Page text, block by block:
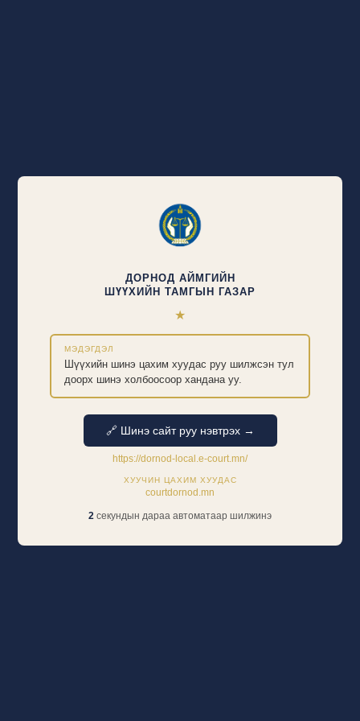
ДОРНОД АЙМГИЙН
ШҮҮХИЙН ТАМГЫН ГАЗАР
★
МЭДЭГДЭЛ
Шүүхийн шинэ цахим хуудас руу шилжсэн тул
доорх шинэ холбоосоор хандана уу.
🔗 Шинэ сайт руу нэвтрэх →
https://dornod-local.e-court.mn/
ХУУЧИН ЦАХИМ ХУУДАС
courtdornod.mn
2 секундын дараа автоматаар шилжинэ